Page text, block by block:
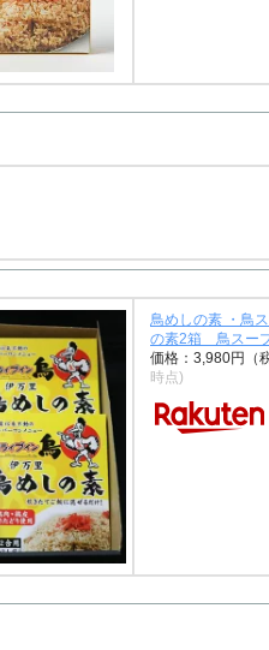
鳥めしの素 ・鳥
の素2箱 鳥スー
価格：3,980円（
時点)